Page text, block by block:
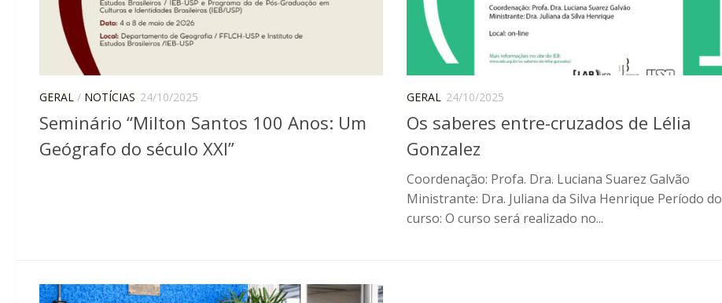
GERAL / NOTÍCIAS 24/10/2025
Seminário “Milton Santos 100 Anos: Um
Geógrafo do século XXI”
GERAL 24/10/2025
Os saberes entre-cruzados de Lélia
Gonzalez
Coordenação: Profa. Dra. Luciana Suarez Galvão
Ministrante: Dra. Juliana da Silva Henrique Período do
curso: O curso será realizado no...